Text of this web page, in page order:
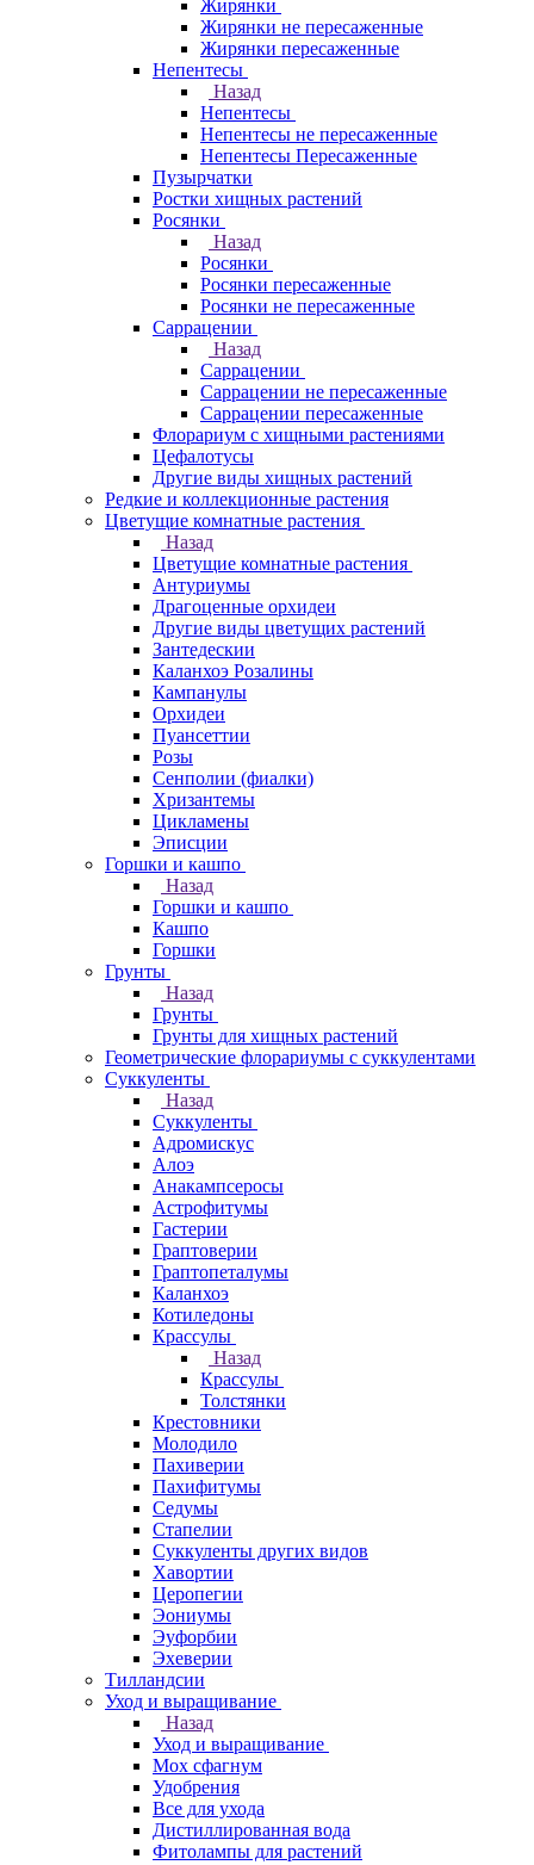
Жирянки
Жирянки не пересаженные
Жирянки пересаженные
Непентесы
Назад
Непентесы
Непентесы не пересаженные
Непентесы Пересаженные
Пузырчатки
Ростки хищных растений
Росянки
Назад
Росянки
Росянки пересаженные
Росянки не пересаженные
Саррацении
Назад
Саррацении
Саррацении не пересаженные
Саррацении пересаженные
Флорариум с хищными растениями
Цефалотусы
Другие виды хищных растений
Редкие и коллекционные растения
Цветущие комнатные растения
Назад
Цветущие комнатные растения
Антуриумы
Драгоценные орхидеи
Другие виды цветущих растений
Зантедескии
Каланхоэ Розалины
Кампанулы
Орхидеи
Пуансеттии
Розы
Сенполии (фиалки)
Хризантемы
Цикламены
Эписции
Горшки и кашпо
Назад
Горшки и кашпо
Кашпо
Горшки
Грунты
Назад
Грунты
Грунты для хищных растений
Геометрические флорариумы с суккулентами
Суккуленты
Назад
Суккуленты
Адромискус
Алоэ
Анакампсеросы
Астрофитумы
Гастерии
Граптоверии
Граптопеталумы
Каланхоэ
Котиледоны
Крассулы
Назад
Крассулы
Толстянки
Крестовники
Молодило
Пахиверии
Пахифитумы
Седумы
Стапелии
Суккуленты других видов
Хавортии
Церопегии
Эониумы
Эуфорбии
Эхеверии
Тилландсии
Уход и выращивание
Назад
Уход и выращивание
Мох сфагнум
Удобрения
Все для ухода
Дистиллированная вода
Фитолампы для растений